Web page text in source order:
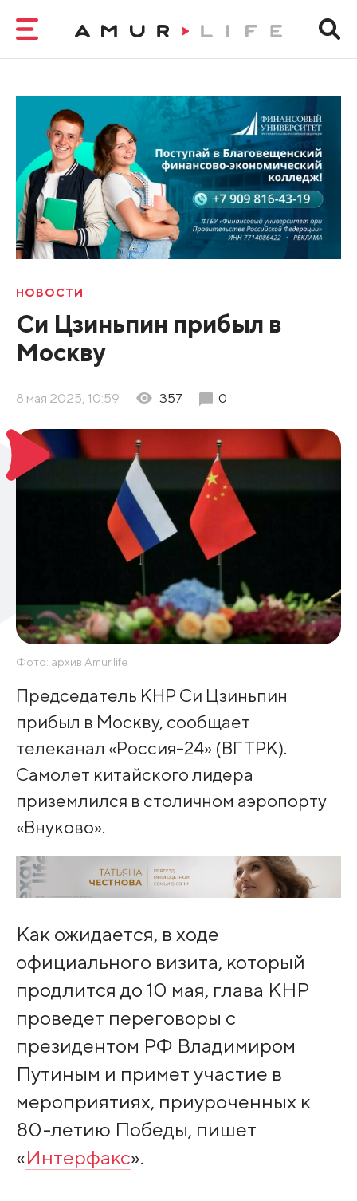
НОВОСТИ
Си Цзиньпин прибыл в
Москву
8 мая 2025, 10:59 357 0
Фото: архив Amur.life
Председатель КНР Си Цзиньпин
прибыл в Москву, сообщает
телеканал «Россия-24» (ВГТРК).
Самолет китайского лидера
приземлился в столичном аэропорту
«Внуково».
Как ожидается, в ходе
официального визита, который
продлится до 10 мая, глава КНР
проведет переговоры с
президентом РФ Владимиром
Путиным и примет участие в
мероприятиях, приуроченных к
80-летию Победы, пишет
«Интерфакс».